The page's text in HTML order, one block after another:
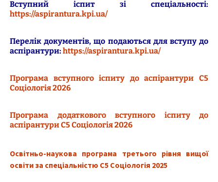
Вступний іспит зі спеціальності:
https://aspirantura.kpi.ua/
Перелік документів, що подаються для вступу до
аспірантури: https://aspirantura.kpi.ua/
Програма вступного іспиту до аспірантури С5
Соціологія 2026
Програма додаткового вступного іспиту до
аспірантури С5 Соціологія 2026
Освітньо-наукова програма третього рівня вищої
освіти за спеціальністю С5 Соціологія 2025